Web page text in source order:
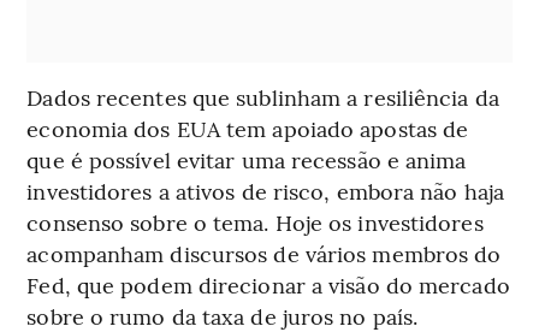
Dados recentes que sublinham a resiliência da
economia dos EUA tem apoiado apostas de
que é possível evitar uma recessão e anima
investidores a ativos de risco, embora não haja
consenso sobre o tema. Hoje os investidores
acompanham discursos de vários membros do
Fed, que podem direcionar a visão do mercado
sobre o rumo da taxa de juros no país.